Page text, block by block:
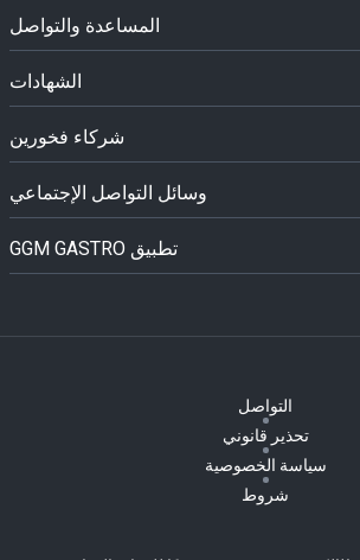
المساعدة والتواصل
الشهادات
شركاء فخورين
وسائل التواصل الإجتماعي
GGM GASTRO تطبيق
التواصل
تحذير قانوني
سياسة الخصوصية
شروط